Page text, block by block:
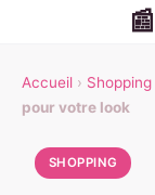
📰
Accueil › Shopping
pour votre look
SHOPPING